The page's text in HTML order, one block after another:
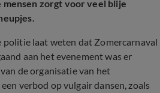
zorgt voor veel blije
politie laat weten dat Zomercarnaval
aan het evenement was er
de organisatie van het
verbod op vulgair dansen, zoals